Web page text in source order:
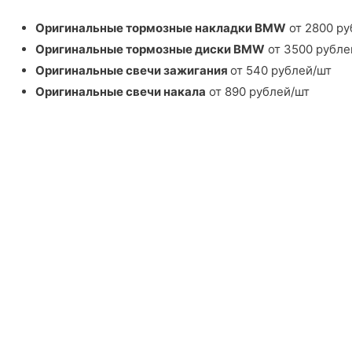
Оригинальные тормозные накладки BMW от 2800
Оригинальные тормозные диски BMW от 3500
Оригинальные свечи зажигания от 540 рублей/шт
Оригинальные свечи накала от 890 рублей/шт